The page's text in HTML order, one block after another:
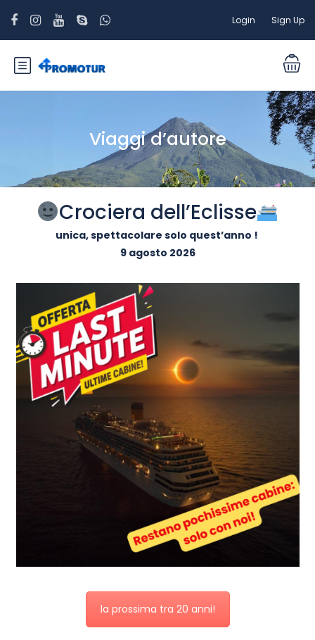
Login Sign Up
Viaggi d’autore
Crociera dell’Eclisse
unica, spettacolare solo quest’anno !
9 agosto 2026
la prossima tra 20 anni!